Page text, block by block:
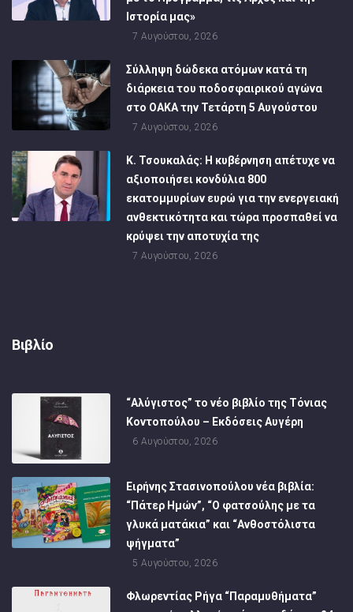
Ιστορία μας»
7 Αυγούστου, 2026
Σύλληψη δώδεκα ατόμων κατά τη
διάρκεια του ποδοσφαιρικού αγώνα
στο ΟΑΚΑ την Τετάρτη 5 Αυγούστου
7 Αυγούστου, 2026
Κ. Τσουκαλάς: Η κυβέρνηση απέτυχε να
αξιοποιήσει κονδύλια 800
εκατομμυρίων ευρώ για την ενεργειακή
ανθεκτικότητα και τώρα προσπαθεί να
κρύψει την αποτυχία της
7 Αυγούστου, 2026
Βιβλίο
“Αλύγιστος” το νέο βιβλίο της Τόνιας
Κοντοπούλου – Εκδόσεις Αυγέρη
6 Αυγούστου, 2026
Ειρήνης Στασινοπούλου νέα βιβλία:
“Πάτερ Ημών”, “Ο φατσούλης με τα
γλυκά ματάκια” και “Ανθοστόλιστα
ψήγματα”
5 Αυγούστου, 2026
Φλωρεντίας Ρήγα “Παραμυθήματα”